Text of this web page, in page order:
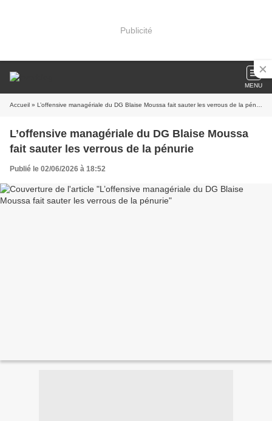
Publicité
MENU
Accueil » L’offensive managériale du DG Blaise Moussa fait sauter les verrous de la pénurie
L’offensive managériale du DG Blaise Moussa
fait sauter les verrous de la pénurie
Publié le 02/06/2026 à 18:52